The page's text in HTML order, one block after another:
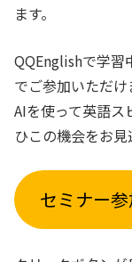
ます。
QQEnglishで学習
でご参加いただけ
AIを使って英語
ひこの機会をお見
セミナー